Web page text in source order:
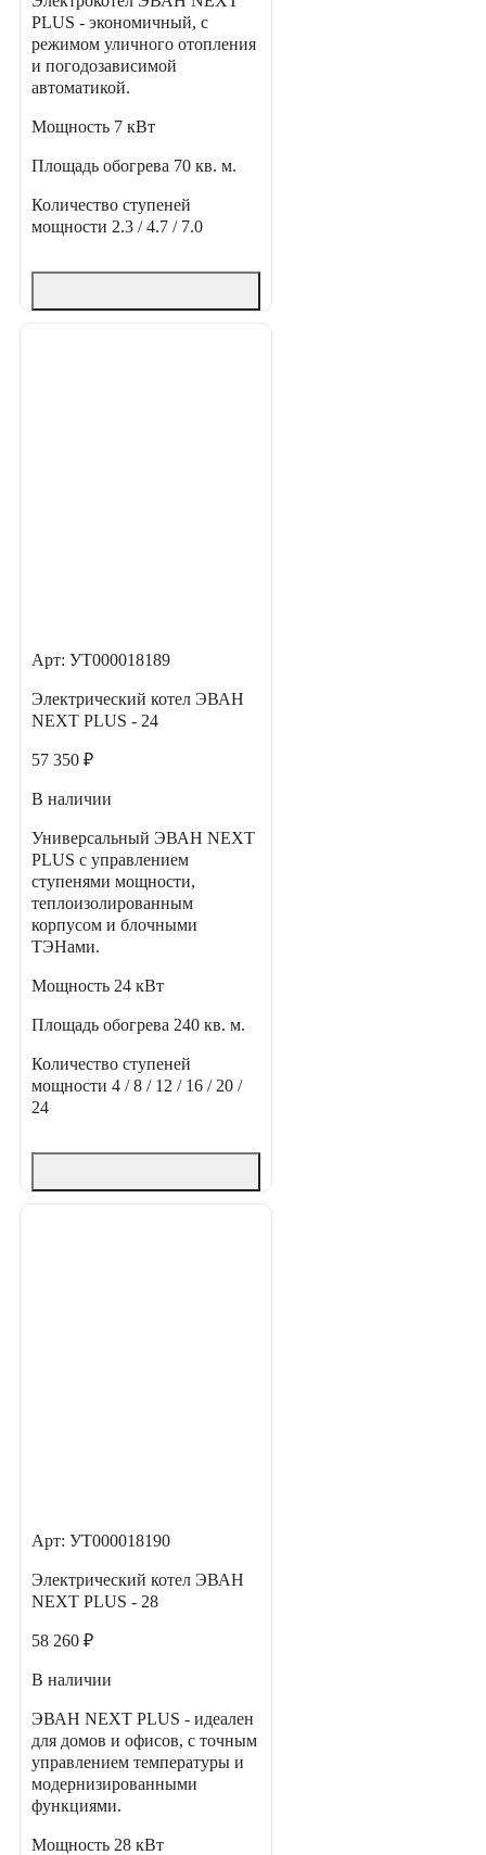
PLUS - экономичный, с
режимом уличного отопления
и погодозависимой
автоматикой.
Мощность 7 кВт
Площадь обогрева 70 кв. м.
Количество ступеней
мощности 2.3 / 4.7 / 7.0
Арт: УТ000018189
Электрический котел ЭВАН
NEXT PLUS - 24
57 350 ₽
В наличии
Универсальный ЭВАН NEXT
PLUS с управлением
ступенями мощности,
теплоизолированным
корпусом и блочными
ТЭНами.
Мощность 24 кВт
Площадь обогрева 240 кв. м.
Количество ступеней
мощности 4 / 8 / 12 / 16 / 20 /
24
Арт: УТ000018190
Электрический котел ЭВАН
NEXT PLUS - 28
58 260 ₽
В наличии
ЭВАН NEXT PLUS - идеален
для домов и офисов, с точным
управлением температуры и
модернизированными
функциями.
Мощность 28 кВт